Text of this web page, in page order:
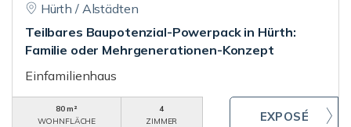
Hürth / Alstädten
Teilbares Baupotenzial-Powerpack in Hürth:
Familie oder Mehrgenerationen-Konzept
Einfamilienhaus
80 m²
WOHNFLÄCHE
4
ZIMMER